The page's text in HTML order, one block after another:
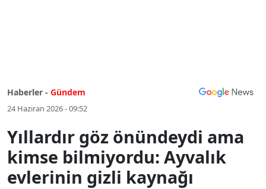
Haberler - Gündem
24 Haziran 2026 - 09:52
Yıllardır göz önündeydi ama
kimse bilmiyordu: Ayvalık
evlerinin gizli kaynağı